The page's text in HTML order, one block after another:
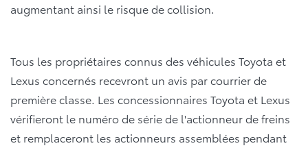
augmentant ainsi le risque de collision.
Tous les propriétaires connus des véhicules Toyota et
Lexus concernés recevront un avis par courrier de
première classe. Les concessionnaires Toyota et Lexus
vérifieront le numéro de série de l'actionneur de freins
et remplaceront les actionneurs assemblées pendant